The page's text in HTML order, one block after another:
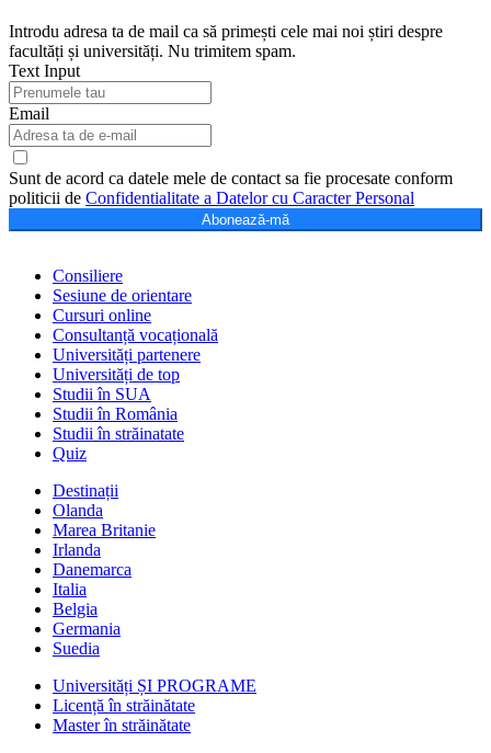
Introdu adresa ta de mail ca să primești cele mai noi știri despre
facultăți și universități. Nu trimitem spam.
Text Input
Email
Sunt de acord ca datele mele de contact sa fie procesate conform
politicii de Confidentialitate a Datelor cu Caracter Personal
Abonează-mă
Consiliere
Sesiune de orientare
Cursuri online
Consultanță vocațională
Universități partenere
Universități de top
Studii în SUA
Studii în România
Studii în străinatate
Quiz
Destinații
Olanda
Marea Britanie
Irlanda
Danemarca
Italia
Belgia
Germania
Suedia
Universități ȘI PROGRAME
Licență în străinătate
Master în străinătate